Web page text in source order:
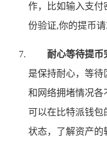
作，比如输入支付
份验证,你的提币
耐心等待提币
是保持耐心，等待
和网络拥堵情况各
可以在比特派钱包
状态，了解资产的